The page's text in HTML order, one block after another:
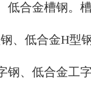
合金槽钢。槽
低合金H型
钢、低合金工